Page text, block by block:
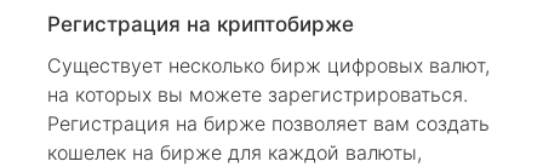
Регистрация на криптобирже
Существует несколько бирж цифровых валют,
на которых вы можете зарегистрироваться.
Регистрация на бирже позволяет вам создать
кошелек на бирже для каждой валюты,